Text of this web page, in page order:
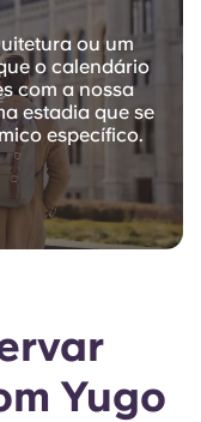
ou um
o calendário
com a nossa
estadia que se
específico.
Yugo